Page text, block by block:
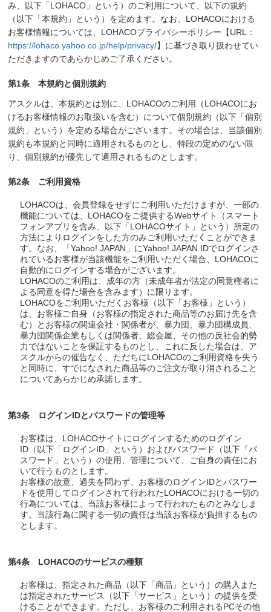
み、以下「LOHACO」という）のご利用について、以下の規約
（以下「本規約」という）を定めます。なお、LOHACOにおける
お客様情報については、LOHACOプライバシーポリシー【URL：
https://lohaco.yahoo.co.jp/help/privacy/】に基づき取り扱わせてい
ただきますのであらかじめご了承ください。
第1条 本規約と個別規約
アスクルは、本規約とは別に、LOHACOのご利用（LOHACOにお
けるお客様情報のお取扱いを含む）について個別規約（以下「個別
規約」という）を定める場合がございます。その場合は、当該個別
規約も本規約と同時に適用されるものとし、特段の定めのない限
り、個別規約が優先して適用されるものとします。
第2条 ご利用資格
LOHACOは、会員登録をせずにご利用いただけますが、一部の
機能については、LOHACOをご提供するWebサイト（スマート
フォンアプリを含み、以下「LOHACOサイト」という）所定の
方法によりログインをした方のみご利用いただくことができま
す。なお、「Yahoo! JAPAN」にYahoo! JAPAN IDでログインさ
れているお客様が当該機能をご利用いただく場合、LOHACOに
自動的にログインする場合がございます。
LOHACOのご利用は、成年の方（未成年者が法定の同意権者に
よる同意を得た場合を含みます）に限ります。
LOHACOをご利用いただくお客様（以下「お客様」という）
は、お客様ご自身（お客様の指定された商品等のお届け先を含
む）とお客様の関連会社・関係者が、暴力団、暴力団構成員、
暴力団関係企業もしくは関係者、総会屋、その他の反社会的勢
力ではないことを保証するものとし、これに反した場合は、ア
スクルからの催告なく、ただちにLOHACOのご利用資格を失う
と同時に、すでになされた商品等のご注文が取り消されること
についてあらかじめ承諾します。
第3条 ログインIDとパスワードの管理等
お客様は、LOHACOサイトにログインするためのログイン
ID（以下「ログインID」という）およびパスワード（以下「パ
スワード」という）の使用、管理について、ご自身の責任にお
いて行うものとします。
お客様の故意、過失を問わず、お客様のログインIDとパスワー
ドを使用してログインされて行われたLOHACOにおける一切の
行為については、当該お客様によって行われたものとみなしま
す。当該行為に関する一切の責任は当該お客様が負担するもの
とします。
第4条 LOHACOのサービスの種類
お客様は、指定された商品（以下「商品」という）の購入また
は指定されたサービス（以下「サービス」という）の提供を受
けることができます。ただし、お客様のご利用されるPCその他